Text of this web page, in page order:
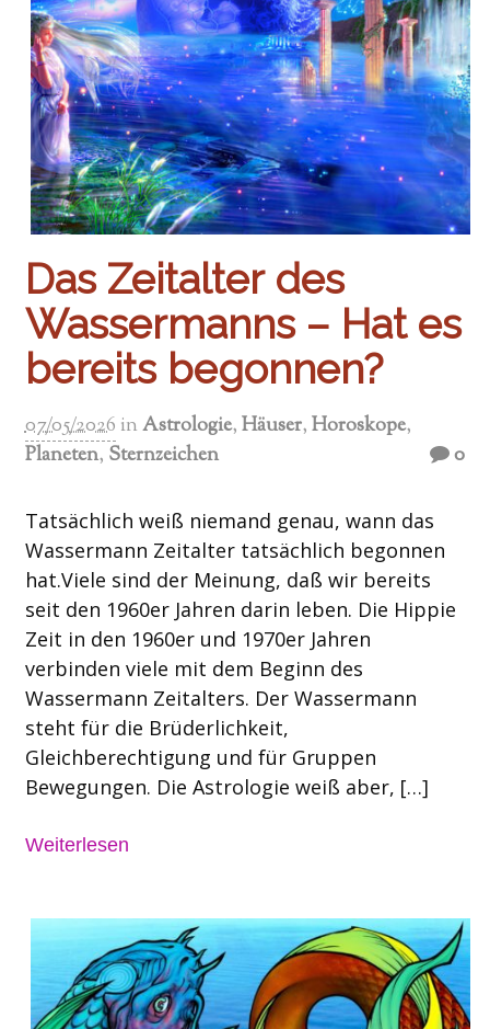
Das Zeitalter des
Wassermanns – Hat es
bereits begonnen?
07/05/2026 inAstrologie,Häuser,Horoskope,
Planeten, Sternzeichen 0
Tatsächlich weiß niemand genau, wann das
Wassermann Zeitalter tatsächlich begonnen
hat.Viele sind der Meinung, daß wir bereits
seit den 1960er Jahren darin leben. Die Hippie
Zeit in den 1960er und 1970er Jahren
verbinden viele mit dem Beginn des
Wassermann Zeitalters. Der Wassermann
steht für die Brüderlichkeit,
Gleichberechtigung und für Gruppen
Bewegungen. Die Astrologie weiß aber, […]
Weiterlesen